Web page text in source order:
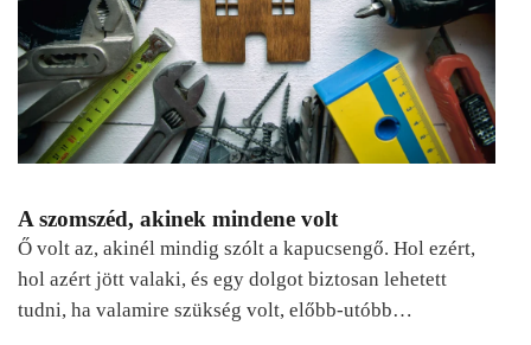
A szomszéd, akinek mindene volt
Ő volt az, akinél mindig szólt a kapucsengő. Hol ezért,
hol azért jött valaki, és egy dolgot biztosan lehetett
tudni, ha valamire szükség volt, előbb-utóbb…